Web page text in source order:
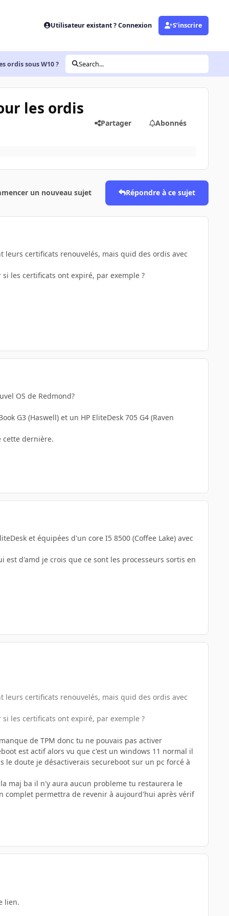
Utilisateur existant ? Connexion S’inscrire
ordis sous W10 ? Search...
les ordis
Partager Abonnés
un nouveau sujet Répondre à ce sujet
certificats renouvelés, mais quid des ordis avec
les certificats ont expiré, par exemple ?
OS de Redmond?
G3 (Haswell) et un HP EliteDesk 705 G4 (Raven
cette dernière.
et équipées d'un core I5 8500 (Coffee Lake) avec
est d'amd je crois que ce sont les processeurs sortis en
certificats renouvelés, mais quid des ordis avec
les certificats ont expiré, par exemple ?
de TPM donc tu ne pouvais pas activer
est actif alors vu que c'est un windows 11 normal il
doute je désactiverais secureboot sur un pc forcé à
maj ba il n'y aura aucun probleme tu restaurera le
complet permettra de revenir à aujourd'hui après vérif
lien.